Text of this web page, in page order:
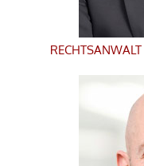
RECHTSANWALT